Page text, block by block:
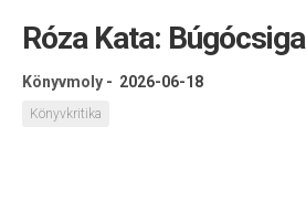
Róza Kata: Búgócsiga
Könyvmoly - 2026-06-18
Könyvkritika